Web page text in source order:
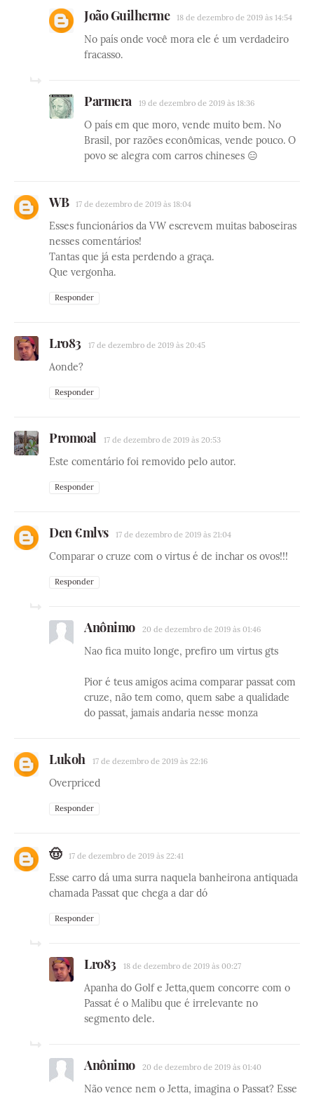
João Guilherme 18 de dezembro de 2019 às 14:54
No país onde você mora ele é um verdadeiro
fracasso.
Parmera 19 de dezembro de 2019 às 18:36
O país em que moro, vende muito bem. No
Brasil, por razões econômicas, vende pouco. O
povo se alegra com carros chineses 😑
WB 17 de dezembro de 2019 às 18:04
Esses funcionários da VW escrevem muitas baboseiras
nesses comentários!
Tantas que já esta perdendo a graça.
Que vergonha.
Responder
Lro83 17 de dezembro de 2019 às 20:45
Aonde?
Responder
Promoal 17 de dezembro de 2019 às 20:53
Este comentário foi removido pelo autor.
Responder
Den €mlvs 17 de dezembro de 2019 às 21:04
Comparar o cruze com o virtus é de inchar os ovos!!!
Responder
Anônimo 20 de dezembro de 2019 às 01:46
Nao fica muito longe, prefiro um virtus gts
Pior é teus amigos acima comparar passat com
cruze, não tem como, quem sabe a qualidade
do passat, jamais andaria nesse monza
Lukoh 17 de dezembro de 2019 às 22:16
Overpriced
Responder
🤠 17 de dezembro de 2019 às 22:41
Esse carro dá uma surra naquela banheirona antiquada
chamada Passat que chega a dar dó
Responder
Lro83 18 de dezembro de 2019 às 00:27
Apanha do Golf e Jetta,quem concorre com o
Passat é o Malibu que é irrelevante no
segmento dele.
Anônimo 20 de dezembro de 2019 às 01:40
Não vence nem o Jetta, imagina o Passat? Esse